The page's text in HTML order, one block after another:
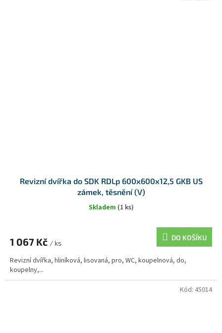
Revizní dvířka do SDK RDLp 600x600x12,5 GKB US
zámek, těsnění (V)
Skladem (1 ks)
1 067 Kč / ks
DO KOŠÍKU
Revizní dvířka, hliníková, lisovaná, pro, WC, koupelnová, do,
koupelny,...
Kód: 45014